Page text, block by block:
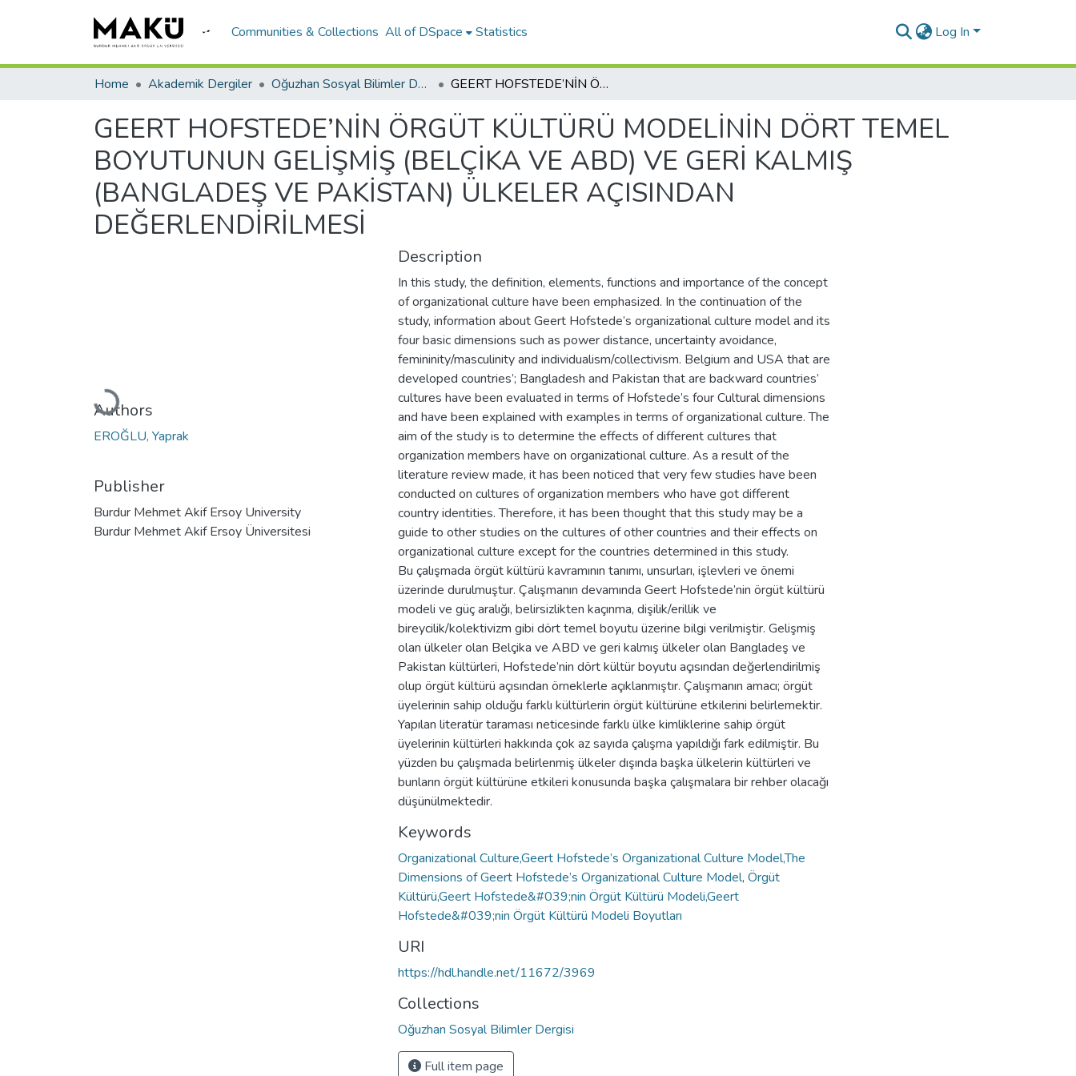
Communities & Collections All of DSpace Statistics Log In
Home Akademik Dergiler Oğuzhan Sosyal Bilimler Dergisi GEERT HOFSTEDE’NİN ÖRGÜT KÜLTÜRÜ MODELİNİN DÖRT TEMEL BOYUTUNUN GELİŞMİŞ (BELÇİKA VE ABD) VE GERİ KALMIŞ (BANGLADEŞ VE PAKİSTAN) ÜLKELER AÇISINDAN DEĞERLENDİRİLMESİ
GEERT HOFSTEDE’NİN ÖRGÜT KÜLTÜRÜ MODELİNİN DÖRT TEMEL
BOYUTUNUN GELİŞMİŞ (BELÇİKA VE ABD) VE GERİ KALMIŞ
(BANGLADEŞ VE PAKİSTAN) ÜLKELER AÇISINDAN
DEĞERLENDİRİLMESİ
Loading...
Authors
EROĞLU, Yaprak
Publisher
Burdur Mehmet Akif Ersoy University
Burdur Mehmet Akif Ersoy Üniversitesi
Description
In this study, the definition, elements, functions and importance of the concept
of organizational culture have been emphasized. In the continuation of the
study, information about Geert Hofstede’s organizational culture model and its
four basic dimensions such as power distance, uncertainty avoidance,
femininity/masculinity and individualism/collectivism. Belgium and USA that are
developed countries’; Bangladesh and Pakistan that are backward countries’
cultures have been evaluated in terms of Hofstede’s four Cultural dimensions
and have been explained with examples in terms of organizational culture. The
aim of the study is to determine the effects of different cultures that
organization members have on organizational culture. As a result of the
literature review made, it has been noticed that very few studies have been
conducted on cultures of organization members who have got different
country identities. Therefore, it has been thought that this study may be a
guide to other studies on the cultures of other countries and their effects on
organizational culture except for the countries determined in this study.
Bu çalışmada örgüt kültürü kavramının tanımı, unsurları, işlevleri ve önemi
üzerinde durulmuştur. Çalışmanın devamında Geert Hofstede’nin örgüt kültürü
modeli ve güç aralığı, belirsizlikten kaçınma, dişilik/erillik ve
bireycilik/kolektivizm gibi dört temel boyutu üzerine bilgi verilmiştir. Gelişmiş
olan ülkeler olan Belçika ve ABD ve geri kalmış ülkeler olan Bangladeş ve
Pakistan kültürleri, Hofstede’nin dört kültür boyutu açısından değerlendirilmiş
olup örgüt kültürü açısından örneklerle açıklanmıştır. Çalışmanın amacı; örgüt
üyelerinin sahip olduğu farklı kültürlerin örgüt kültürüne etkilerini belirlemektir.
Yapılan literatür taraması neticesinde farklı ülke kimliklerine sahip örgüt
üyelerinin kültürleri hakkında çok az sayıda çalışma yapıldığı fark edilmiştir. Bu
yüzden bu çalışmada belirlenmiş ülkeler dışında başka ülkelerin kültürleri ve
bunların örgüt kültürüne etkileri konusunda başka çalışmalara bir rehber olacağı
düşünülmektedir.
Keywords
Organizational Culture,Geert Hofstede’s Organizational Culture Model,The
Dimensions of Geert Hofstede’s Organizational Culture Model, Örgüt
Kültürü,Geert Hofstede&#039;nin Örgüt Kültürü Modeli,Geert
Hofstede&#039;nin Örgüt Kültürü Modeli Boyutları
URI
https://hdl.handle.net/11672/3969
Collections
Oğuzhan Sosyal Bilimler Dergisi
Full item page